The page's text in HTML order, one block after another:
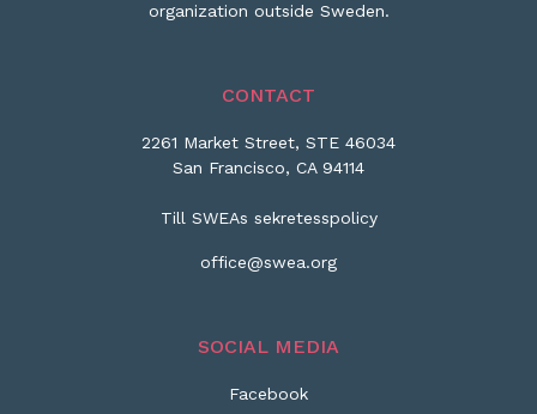
organization outside Sweden.
CONTACT
2261 Market Street, STE 46034
San Francisco, CA 94114
Till SWEAs sekretesspolicy
office@swea.org
SOCIAL MEDIA
Facebook